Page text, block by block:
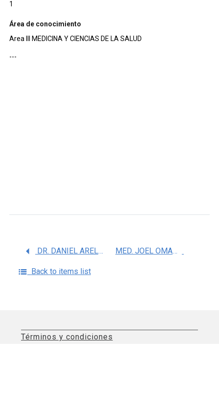
1
Área de conocimiento
Area III MEDICINA Y CIENCIAS DE LA SALUD
---
DR. DANIEL ARELLANOS SOTO MED. JOEL OMAR JAQUEZ QUINTANA
Back to items list
Términos y condiciones